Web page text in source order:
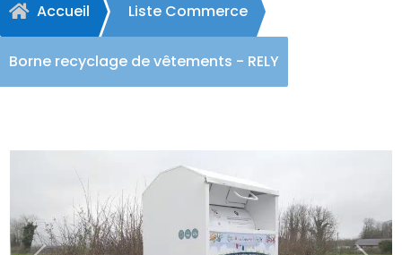
 Accueil Liste Commerce
Borne recyclage de vêtements - RELY